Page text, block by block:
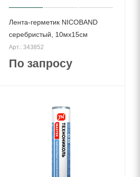
Лента-герметик NICOBAND
серебристый, 10мх15см
Арт.: 343852
По запросу